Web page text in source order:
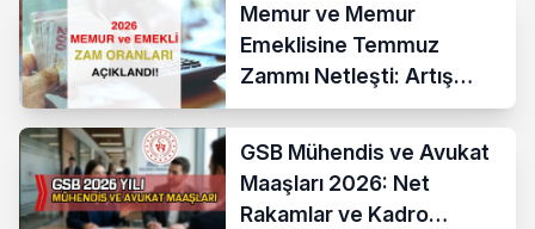
Memur ve Memur
Emeklisine Temmuz
Zammı Netleşti: Artış
Yüzde 13,52 Oldu
GSB Mühendis ve Avukat
Maaşları 2026: Net
Rakamlar ve Kadro